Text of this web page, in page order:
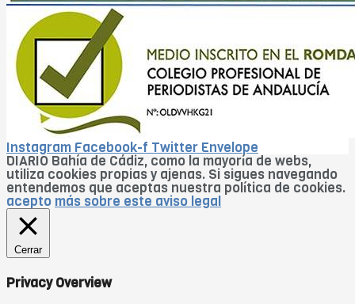
Instagram Facebook-f Twitter Envelope
DIARIO Bahía de Cádiz, como la mayoría de webs,
utiliza cookies propias y ajenas. Si sigues navegando
entendemos que aceptas nuestra política de cookies.
acepto más sobre este aviso legal
Cerrar
Privacy Overview